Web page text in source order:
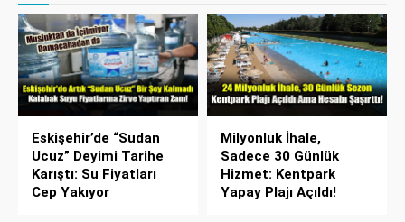
Eskişehir’de “Sudan
Ucuz” Deyimi Tarihe
Karıştı: Su Fiyatları
Cep Yakıyor
Milyonluk İhale,
Sadece 30 Günlük
Hizmet: Kentpark
Yapay Plajı Açıldı!